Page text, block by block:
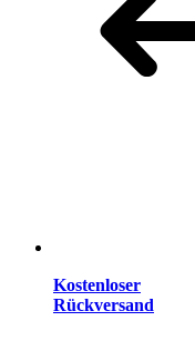
Kostenloser
Rückversand